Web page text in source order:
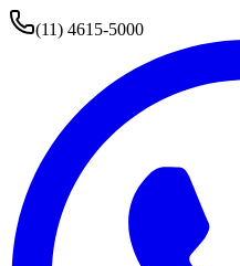
(11) 4615-5000